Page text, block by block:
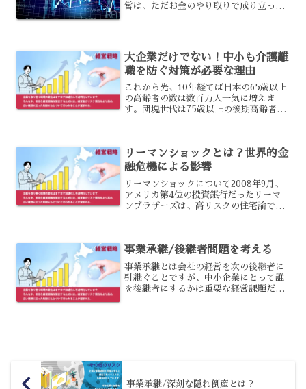
営は、ただお金のやり取りで成り立って
きませんか?今回は、リ...
大企業だけでない！中小も介護離
職を防ぐ対策が必要な理由
これから先、10年経てば日本の65歳以上
の高齢者の数は数百万人一気に増えま
す。団塊世代は75歳以上の後期高齢者を
うな状況を回避するた...
リーマンショックとは？世界的金
融危機による影響
リーマンショックについて2008年9月、
アメリカ第4位の投資銀行だったリーマ
ンブラザーズは、高リスクの住宅論であ
らしたリーマンショッ...
事業承継/後継者問題を考える
事業承継とは会社の経営を次の後継者に
引継ぐことですが、中小企業にとって誰
を後継者にするかは重要な経営課題だと
事業承継/深刻な隠れ倒産とは？